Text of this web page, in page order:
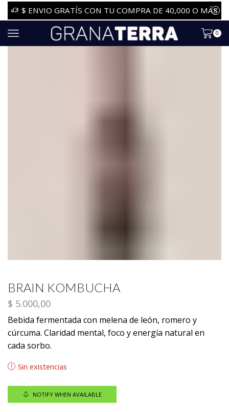
$ ENVIO GRATÍS CON TU COMPRA DE 40,000 O MÁS
0
BRAIN KOMBUCHA
$ 5.000,00
Bebida fermentada con melena de león, romero y
cúrcuma. Claridad mental, foco y energía natural en
cada sorbo.
Sin existencias
NOTIFY WHEN AVAILABLE